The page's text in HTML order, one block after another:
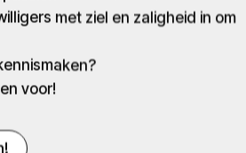
met ziel en zaligheid in om
voor!